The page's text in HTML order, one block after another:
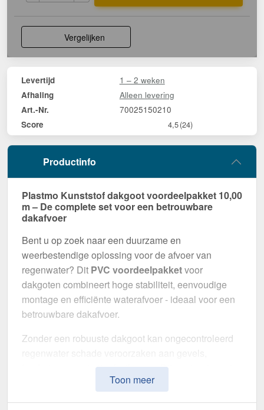
Vergelijken
Levertijd 1 – 2 weken
Afhaling Alleen levering
Art.-Nr. 70025150210
Score 4,5(24)
Productinfo
Plastmo Kunststof dakgoot voordeelpakket 10,00
m – De complete set voor een betrouwbare
dakafvoer
Bent u op zoek naar een duurzame en
weerbestendige oplossing voor de afvoer van
regenwater? Dit PVC voordeelpakketvoor
dakgoten combineert hoge stabiliteit, eenvoudige
montage en efficiënte waterafvoer - ideaal voor een
betrouwbare dakafvoer.
Zonder een robuuste dakgoot kan ongecontroleerd
funderingen en buitenfaciliteiten. Dit gootsysteem is
speciaal ontwikkeld om eenveilige en duurzame
Toon meer